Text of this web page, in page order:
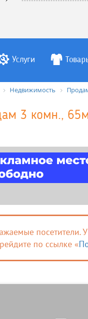
Услуги
Недвижимость
3 комн.,
посетители.
по ссылке «